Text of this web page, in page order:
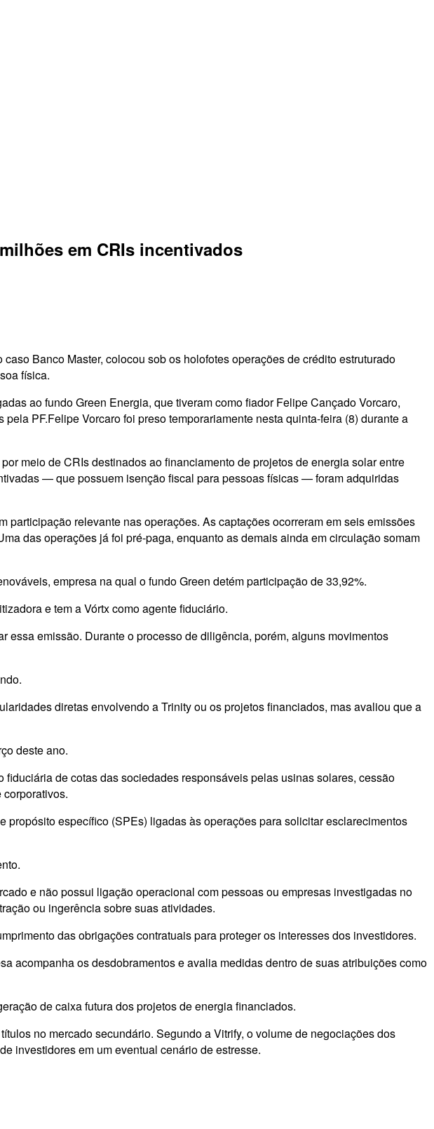
em CRIs incentivados
Banco Master, colocou sob os holofotes operações de crédito estruturado
física.
ao fundo Green Energia, que tiveram como fiador Felipe Cançado Vorcaro,
PF.Felipe Vorcaro foi preso temporariamente nesta quinta-feira (8) durante a
meio de CRIs destinados ao financiamento de projetos de energia solar entre
— que possuem isenção fiscal para pessoas físicas — foram adquiridas
relevante nas operações. As captações ocorreram em seis emissões
das operações já foi pré-paga, enquanto as demais ainda em circulação somam
empresa na qual o fundo Green detém participação de 33,92%.
e tem a Vórtx como agente fiduciário.
emissão. Durante o processo de diligência, porém, alguns movimentos
diretas envolvendo a Trinity ou os projetos financiados, mas avaliou que a
deste ano.
de cotas das sociedades responsáveis pelas usinas solares, cessão
específico (SPEs) ligadas às operações para solicitar esclarecimentos
e não possui ligação operacional com pessoas ou empresas investigadas no
ou ingerência sobre suas atividades.
das obrigações contratuais para proteger os interesses dos investidores.
acompanha os desdobramentos e avalia medidas dentro de suas atribuições como
de caixa futura dos projetos de energia financiados.
no mercado secundário. Segundo a Vitrify, o volume de negociações dos
investidores em um eventual cenário de estresse.